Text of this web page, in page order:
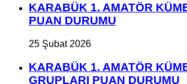
KARABÜK 1. AMATÖR
PUAN DURUMU
25 Şubat 2026
KARABÜK 1. AMATÖR
GRUPLARI PUAN DURUMU